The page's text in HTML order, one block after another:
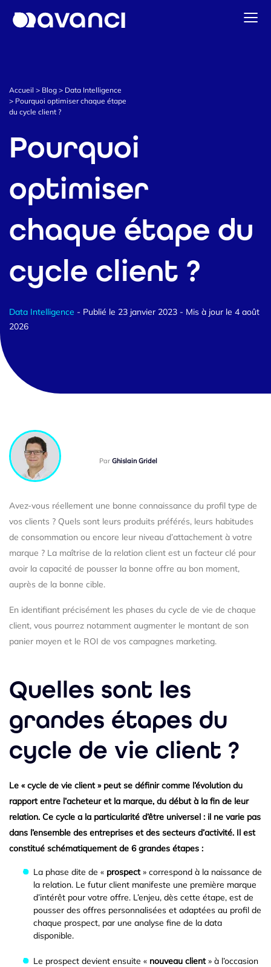
Stratégie & Activation CRM
Notre actualité
Accueil > Blog > Data Intelligence
> Pourquoi optimiser chaque étape
du cycle client ?
Pourquoi
optimiser
chaque étape du
cycle client ?
Data Intelligence - Publié le 23 janvier 2023 - Mis à jour le 4 août
2026
ParGhislain Gridel
Avez-vous réellement une bonne connaissance du profil type de
vos clients ? Quels sont leurs produits préférés, leurs habitudes
de consommation ou encore leur niveau d’attachement à votre
marque ? La maîtrise de la relation client est un facteur clé pour
avoir la capacité de pousser la bonne offre au bon moment,
auprès de la bonne cible.
En identifiant précisément les phases du cycle de vie de chaque
client, vous pourrez notamment augmenter le montant de son
panier moyen et le ROI de vos campagnes marketing.
Quelles sont les
grandes étapes du
cycle de vie client ?
Le «cycle de vie client» peut se définir comme l’évolution du
rapport entre l’acheteur et la marque, du début à la fin de leur
relation. Ce cycle a la particularité d’être universel : il ne varie pas
dans l’ensemble des entreprises et des secteurs d’activité. Il est
constitué schématiquement de 6 grandes étapes :
La phase dite de « prospect» correspond à la naissance de
la relation. Le futur client manifeste une première marque
d’intérêt pour votre offre. L’enjeu, dès cette étape, est de
pousser des offres personnalisées et adaptées au profil de
chaque prospect, par une analyse fine de la data
disponible.
Le prospect devient ensuite « nouveau client» à l’occasion